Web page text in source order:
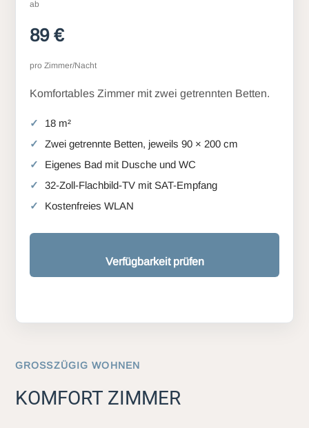
ab
89 €
pro Zimmer/Nacht
Komfortables Zimmer mit zwei getrennten Betten.
18 m²
Zwei getrennte Betten, jeweils 90 × 200 cm
Eigenes Bad mit Dusche und WC
32-Zoll-Flachbild-TV mit SAT-Empfang
Kostenfreies WLAN
Verfügbarkeit prüfen
GROSSZÜGIG WOHNEN
KOMFORT ZIMMER